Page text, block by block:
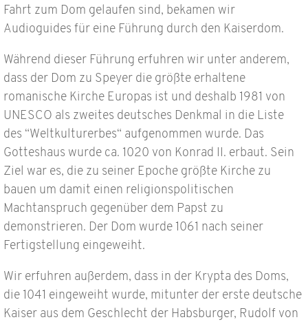
Fahrt zum Dom gelaufen sind, bekamen wir
Audioguides für eine Führung durch den Kaiserdom.
Während dieser Führung erfuhren wir unter anderem,
dass der Dom zu Speyer die größte erhaltene
romanische Kirche Europas ist und deshalb 1981 von
UNESCO als zweites deutsches Denkmal in die Liste
des “Weltkulturerbes“ aufgenommen wurde. Das
Gotteshaus wurde ca. 1020 von Konrad II. erbaut. Sein
Ziel war es, die zu seiner Epoche größte Kirche zu
bauen um damit einen religionspolitischen
Machtanspruch gegenüber dem Papst zu
demonstrieren. Der Dom wurde 1061 nach seiner
Fertigstellung eingeweiht.
Wir erfuhren außerdem, dass in der Krypta des Doms,
die 1041 eingeweiht wurde, mitunter der erste deutsche
Kaiser aus dem Geschlecht der Habsburger, Rudolf von